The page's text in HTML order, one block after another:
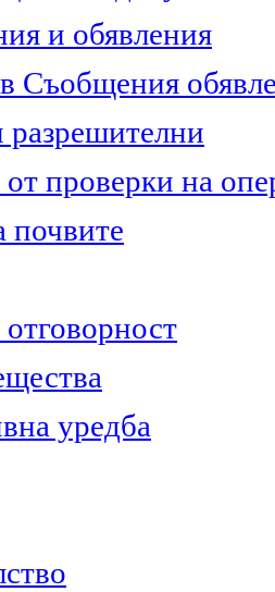
и обявления
Съобщения
проверки на
почвите
уредба